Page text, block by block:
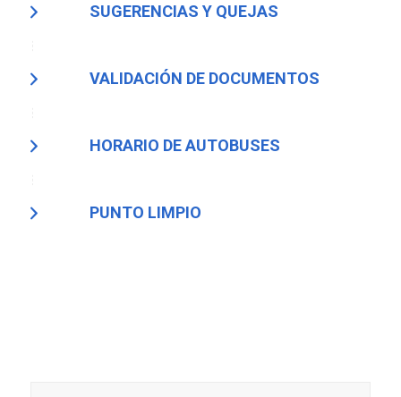
SUGERENCIAS Y QUEJAS
VALIDACIÓN DE DOCUMENTOS
HORARIO DE AUTOBUSES
PUNTO LIMPIO